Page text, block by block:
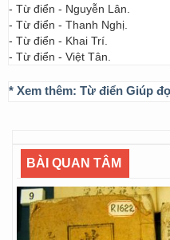
- Từ điển - Nguyễn Lân.
- Từ điển - Thanh Nghị.
- Từ điển - Khai Trí.
- Từ điển - Việt Tân.
* Xem thêm: Từ điển Giúp
BÀI QUAN TÂM